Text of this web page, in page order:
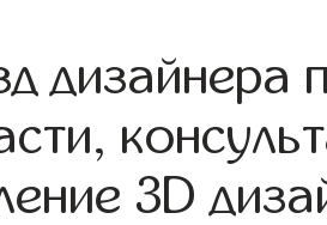
дизайнера
3D